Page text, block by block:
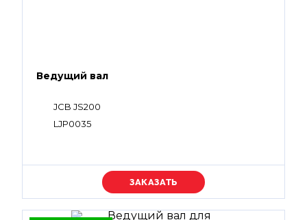
Ведущий вал
JCB JS200
LJP0035
Уточняйте цену